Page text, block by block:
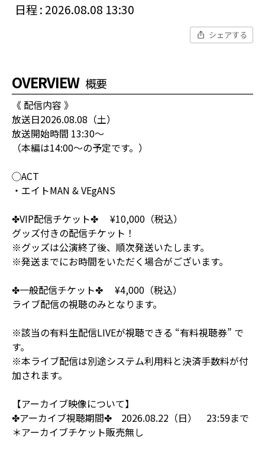
日程 : 2026.08.08 13:30
シェアする
OVERVIEW 概要
《 配信内容 》
放送日2026.08.08（土）
放送開始時間 13:30〜
（本編は14:00〜の予定です。）
◯ACT
・エイトMAN & VEgANS
✤VIP配信チケット✤ ¥10,000（税込）
グッズ付きの配信チケット！
※グッズは公演終了後、順次発送いたします。
※発送までにお時間をいただく場合がございます。
✤一般配信チケット✤ ¥4,000（税込）
ライブ配信の視聴のみとなります。
※該当の有料生配信LIVEが視聴できる “有料視聴券” で
す。
※本ライブ配信は別途システム利用料と決済手数料が付
加されます。
【アーカイブ映像について】
✤アーカイブ視聴期間✤ 2026.08.22（日） 23:59まで
＊アーカイブチケット販売無し